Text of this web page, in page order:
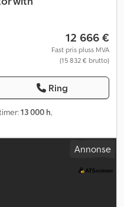
12 666 €
Fast pris pluss MVA
(15 832 € brutto)
Ring
13 000 h,
Annonse